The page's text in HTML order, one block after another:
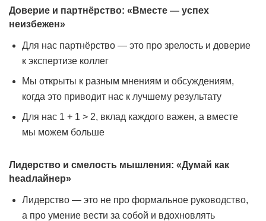
Доверие и партнёрство: «Вместе — успех
неизбежен»
Для нас партнёрство — это про зрелость и доверие
к экспертизе коллег
Мы открыты к разным мнениям и обсуждениям,
когда это приводит нас к лучшему результату
Для нас 1 + 1 > 2, вклад каждого важен, а вместе
мы можем больше
Лидерство и смелость мышления: «Думай как
headлайнер»
Лидерство — это не про формальное руководство,
а про умение вести за собой и вдохновлять